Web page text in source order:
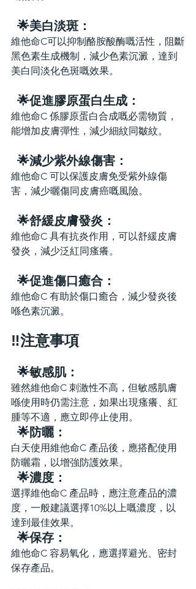
🌟美白淡斑：
維他命C可以抑制酪胺酸酶嘅活性，阻斷
黑色素生成機制，減少色素沉澱，達到
美白同淡化色斑嘅效果。
🌟促進膠原蛋白生成：
維他命C 係膠原蛋白合成嘅必需物質，
能增加皮膚彈性，減少細紋同皺紋。
🌟減少紫外線傷害：
維他命C 可以保護皮膚免受紫外線傷
害，減少曬傷同皮膚癌嘅風險。
🌟舒緩皮膚發炎：
維他命C 具有抗炎作用，可以舒緩皮膚
發炎，減少泛紅同瘙癢。
🌟促進傷口癒合：
維他命C 有助於傷口癒合，減少發炎後
喺色素沉澱。
‼️注意事項
🌟敏感肌：
雖然維他命C 刺激性不高，但敏感肌膚
喺使用時仍需注意，如果出現瘙癢、紅
腫等不適，應立即停止使用。
🌟防曬：
白天使用維他命C 產品後，應搭配使用
防曬霜，以增強防護效果。
🌟濃度：
選擇維他命C 產品時，應注意產品的濃
度，一般建議選擇10%以上嘅濃度，以
達到最佳效果。
🌟保存：
維他命C 容易氧化，應選擇避光、密封
保存產品。